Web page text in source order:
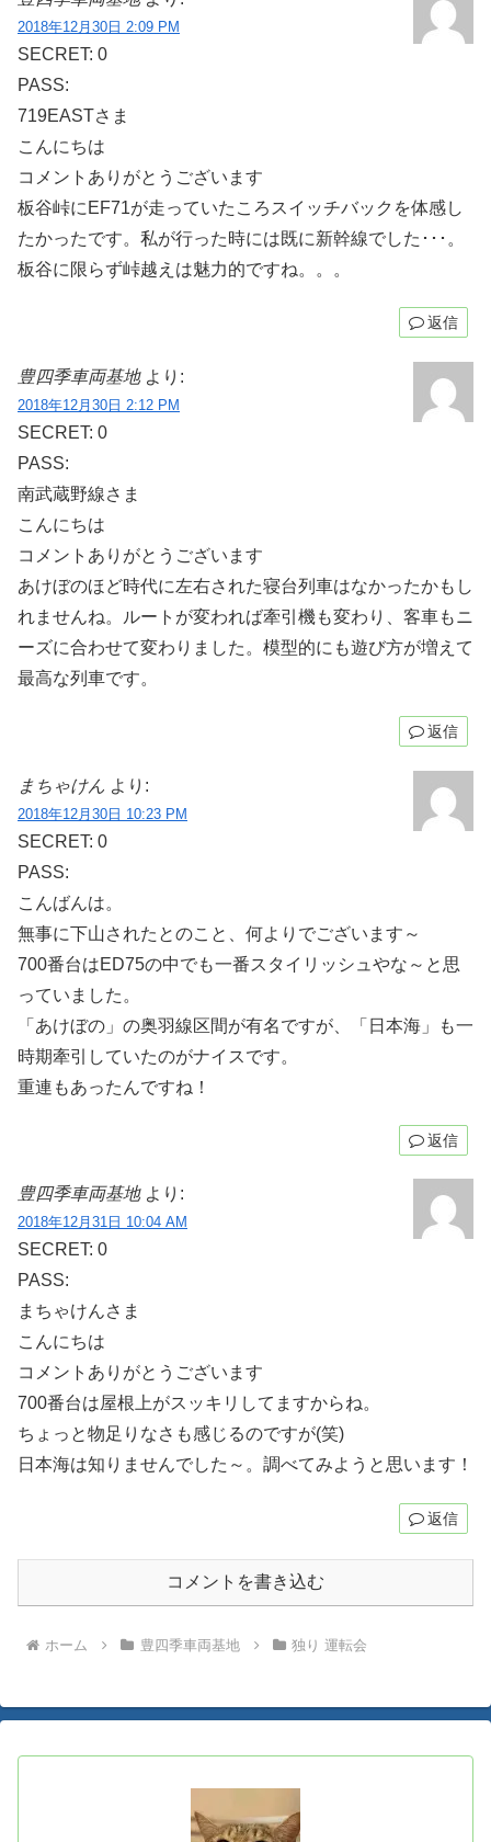
2018年12月30日 2:09 PM
SECRET: 0
PASS:
719EASTさま
こんにちは
コメントありがとうございます
板谷峠にEF71が走っていたころスイッチバックを体感し
たかったです。私が行った時には既に新幹線でした･･･。
板谷に限らず峠越えは魅力的ですね。。。
返信
豊四季車両基地 より:
2018年12月30日 2:12 PM
SECRET: 0
PASS:
南武蔵野線さま
こんにちは
コメントありがとうございます
あけぼのほど時代に左右された寝台列車はなかったかもし
れませんね。ルートが変われば牽引機も変わり、客車もニ
ーズに合わせて変わりました。模型的にも遊び方が増えて
最高な列車です。
返信
まちゃけん より:
2018年12月30日 10:23 PM
SECRET: 0
PASS:
こんばんは。
無事に下山されたとのこと、何よりでございます～
700番台はED75の中でも一番スタイリッシュやな～と思
っていました。
「あけぼの」の奥羽線区間が有名ですが、「日本海」も一
時期牽引していたのがナイスです。
重連もあったんですね！
返信
豊四季車両基地 より:
2018年12月31日 10:04 AM
SECRET: 0
PASS:
まちゃけんさま
こんにちは
コメントありがとうございます
700番台は屋根上がスッキリしてますからね。
ちょっと物足りなさも感じるのですが(笑)
日本海は知りませんでした～。調べてみようと思います！
返信
コメントを書き込む
ホーム 豊四季車両基地 独り 運転会